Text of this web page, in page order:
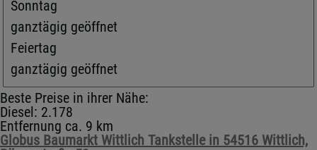
Sonntag
ganztägig geöffnet
Feiertag
ganztägig geöffnet
Beste Preise in ihrer Nähe:
Diesel: 2.178
Entfernung ca. 9 km
Globus Baumarkt Wittlich Tankstelle in 54516 Wittlich,